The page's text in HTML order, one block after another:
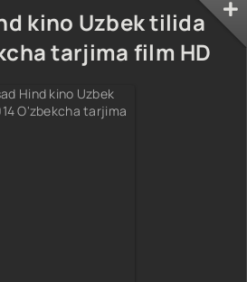
kino Uzbek tilida
tarjima film HD